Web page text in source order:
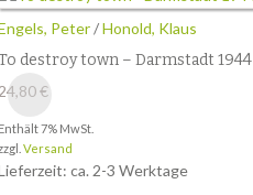
Peter/Honold, Klaus
destroy town – Darmstadt 1944
€
7% MwSt.
Versand
ca. 2-3 Werktage